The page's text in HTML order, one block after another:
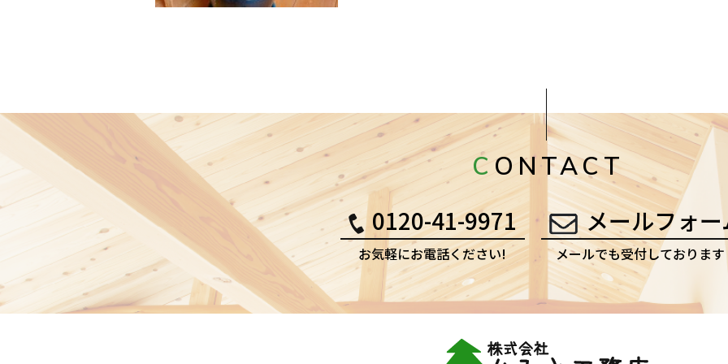
CONTACT
0120-41-9971
お気軽にお電話ください!
メールフォー
メールでも受付しております